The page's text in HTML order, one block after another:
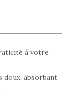
à votre
doux, absorbant